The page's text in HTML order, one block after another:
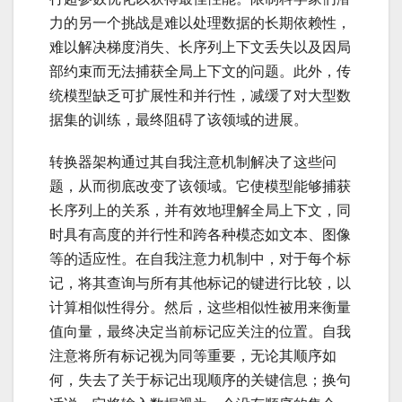
力的另一个挑战是难以处理数据的长期依赖性，
难以解决梯度消失、长序列上下文丢失以及因局
部约束而无法捕获全局上下文的问题。此外，传
统模型缺乏可扩展性和并行性，减缓了对大型数
据集的训练，最终阻碍了该领域的进展。
转换器架构通过其自我注意机制解决了这些问
题，从而彻底改变了该领域。它使模型能够捕获
长序列上的关系，并有效地理解全局上下文，同
时具有高度的并行性和跨各种模态如文本、图像
等的适应性。在自我注意力机制中，对于每个标
记，将其查询与所有其他标记的键进行比较，以
计算相似性得分。然后，这些相似性被用来衡量
值向量，最终决定当前标记应关注的位置。自我
注意将所有标记视为同等重要，无论其顺序如
何，失去了关于标记出现顺序的关键信息；换句